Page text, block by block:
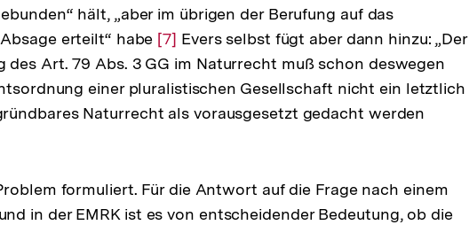
Fußnote
hält, „aber im übrigen der Berufung auf das
erteilt“ habe Zur
Auflösung
der
Fußnote
[7] Evers selbst fügt aber dann hinzu: „Der
des Art. 79 Abs. 3 GG im Naturrecht muß schon deswegen
einer pluralistischen Gesellschaft nicht ein letztlich
Naturrecht als vorausgesetzt gedacht werden
formuliert. Für die Antwort auf die Frage nach einem
in der EMRK ist es von entscheidender Bedeutung, ob die